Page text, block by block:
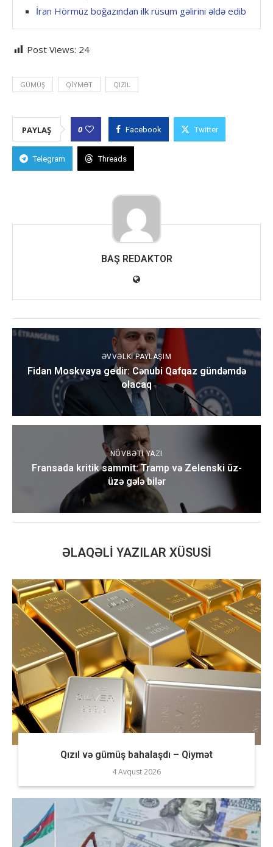
İran Hörmüz boğazından ilk rüsum gəlirini əldə edib
Post Views: 24
GÜMÜŞ QIYMƏT QIZIL
PAYLAŞ 0 Facebook Twitter
Telegram Threads
BAŞ REDAKTOR
ƏVVƏLKI PAYLAŞIM
Fidan Moskvaya gedir: Cənubi Qafqaz gündəmdə
olacaq
NÖVBƏTI YAZI
Fransada kritik sammit: Tramp və Zelenski üz-
üzə gələ bilər
ƏLAQƏLI YAZILAR XÜSUSI
Qızıl və gümüş bahalaşdı – Qiymət
4 Avqust 2026